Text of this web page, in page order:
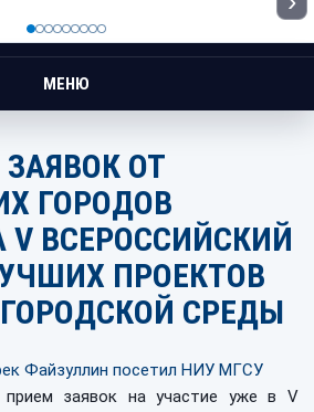
МЕНЮ
ОТ
ГОРОДОВ
ВСЕРОССИЙСКИЙ
ПРОЕКТОВ
СРЕДЫ
заявок на участие уже в V